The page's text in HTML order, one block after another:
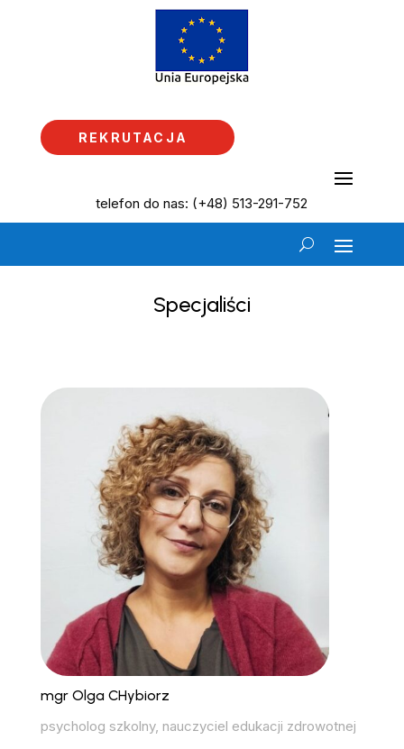
REKRUTACJA
telefon do nas: (+48) 513-291-752
Specjaliści
mgr Olga CHybiorz
psycholog szkolny, nauczyciel edukacji zdrowotnej